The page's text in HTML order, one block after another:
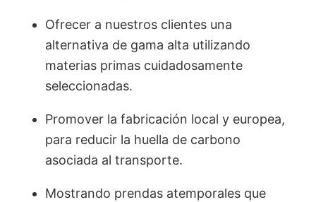
Ofrecer a nuestros clientes una
alternativa de gama alta utilizando
materias primas cuidadosamente
seleccionadas.
Promover la fabricación local y europea,
para reducir la huella de carbono
asociada al transporte.
Mostrando prendas atemporales que